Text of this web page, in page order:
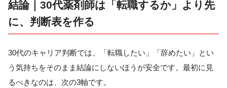
結論｜30代薬剤師は「転職するか」より先
に、判断表を作る
30代のキャリア判断では、「転職したい」「辞めたい」とい
う気持ちをそのまま結論にしないほうが安全です。最初に見
るべきなのは、次の3軸です。